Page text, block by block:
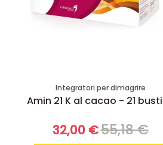
Integratori per dimagrire
Amin 21 K al cacao - 21
32,00 €55,18 €